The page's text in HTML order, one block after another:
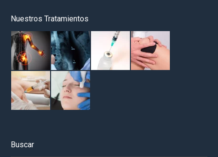
Nuestros Tratamientos
Buscar